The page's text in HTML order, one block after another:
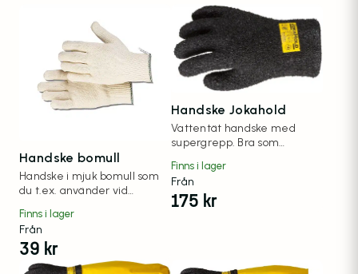
Handske bomull
Handske i mjuk bomull som
du t.ex. använder vid
foder i arbetshandskar.
Finns i lager
Från
39 kr
Handske Jokahold
Vattentät handske med
supergrepp. Bra som
hantverkare m.m.
Finns i lager
Från
175 kr